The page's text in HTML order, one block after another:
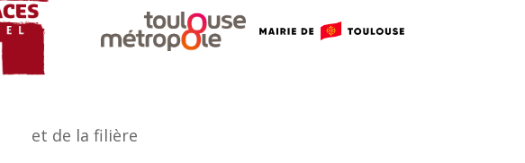
et de la filière